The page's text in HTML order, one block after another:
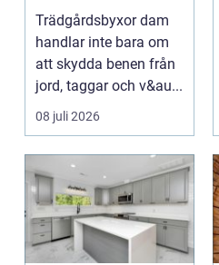
hållbar stil i
rabatten
Trädgårdsbyxor dam
handlar inte bara om
att skydda benen från
jord, taggar och v&au...
08 juli 2026